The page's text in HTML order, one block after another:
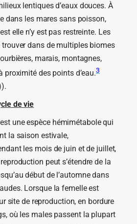
lentiques d’eaux douces. À
dans les mares sans poisson,
elle n’y est pas restreinte. Les
dans de multiples biomes
marais, montagnes,
proximité des points d’eau.3
de vie
est une espèce hémimétabole qui
la saison estivale,
les mois de juin et de juillet,
peut s’étendre de la
début de l’automne dans
Lorsque la femelle est
site de reproduction, en bordure
où les males passent la plupart